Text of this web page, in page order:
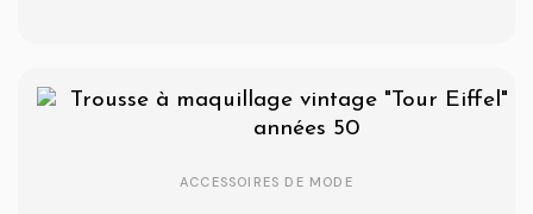
ACCESSOIRES DE MODE